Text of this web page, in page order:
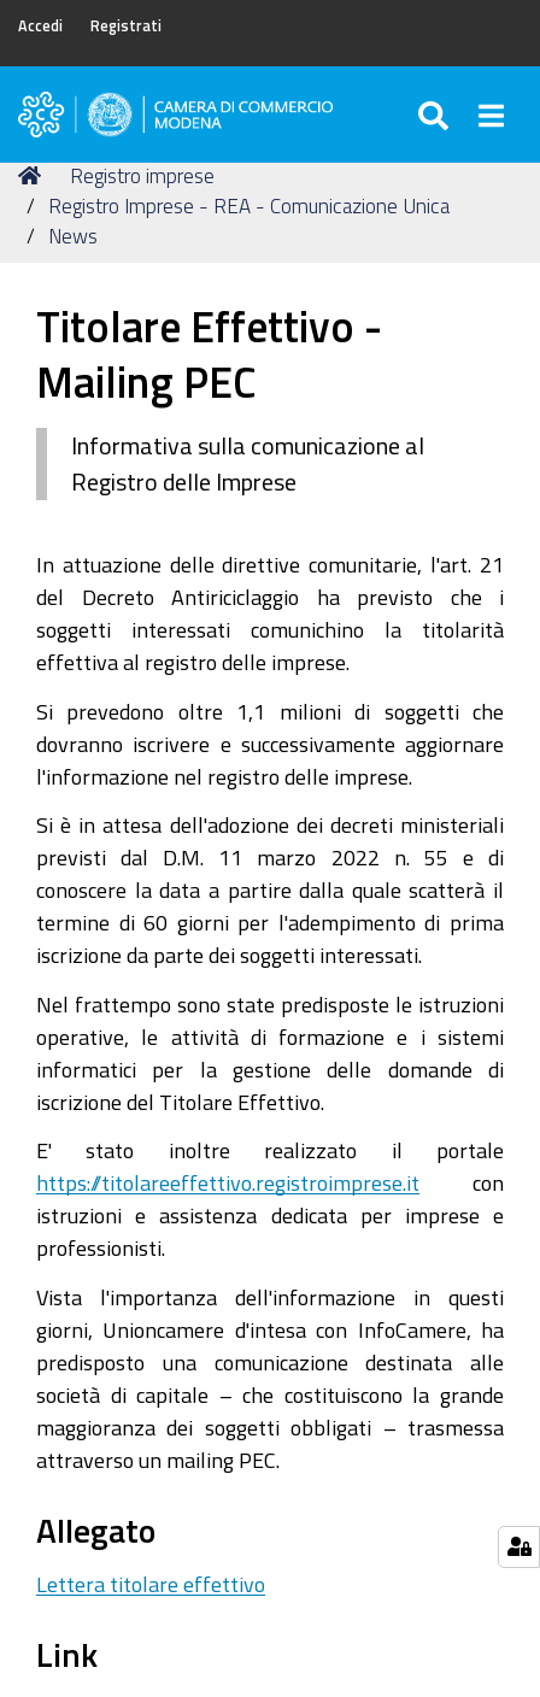
Accedi Registrati
Camera
Commercio
di
Modena
Tu
sei
qui:
Home
Registro imprese
Registro Imprese - REA - Comunicazione Unica
News
Titolare Effettivo -
Mailing PEC
Informativa sulla comunicazione al
Registro delle Imprese
In attuazione delle direttive comunitarie, l'art. 21
del Decreto Antiriciclaggio ha previsto che i
soggetti interessati comunichino la titolarità
effettiva al registro delle imprese.
Si prevedono oltre 1,1 milioni di soggetti che
dovranno iscrivere e successivamente aggiornare
l'informazione nel registro delle imprese.
Si è in attesa dell'adozione dei decreti ministeriali
previsti dal D.M. 11 marzo 2022 n. 55 e di
conoscere la data a partire dalla quale scatterà il
termine di 60 giorni per l'adempimento di prima
iscrizione da parte dei soggetti interessati.
Nel frattempo sono state predisposte le istruzioni
operative, le attività di formazione e i sistemi
informatici per la gestione delle domande di
iscrizione del Titolare Effettivo.
E' stato inoltre realizzato il portale
https://titolareeffettivo.registroimprese.it con
istruzioni e assistenza dedicata per imprese e
professionisti.
Vista l'importanza dell'informazione in questi
giorni, Unioncamere d'intesa con InfoCamere, ha
predisposto una comunicazione destinata alle
società di capitale – che costituiscono la grande
maggioranza dei soggetti obbligati – trasmessa
attraverso un mailing PEC.
Allegato
Lettera titolare effettivo
Link